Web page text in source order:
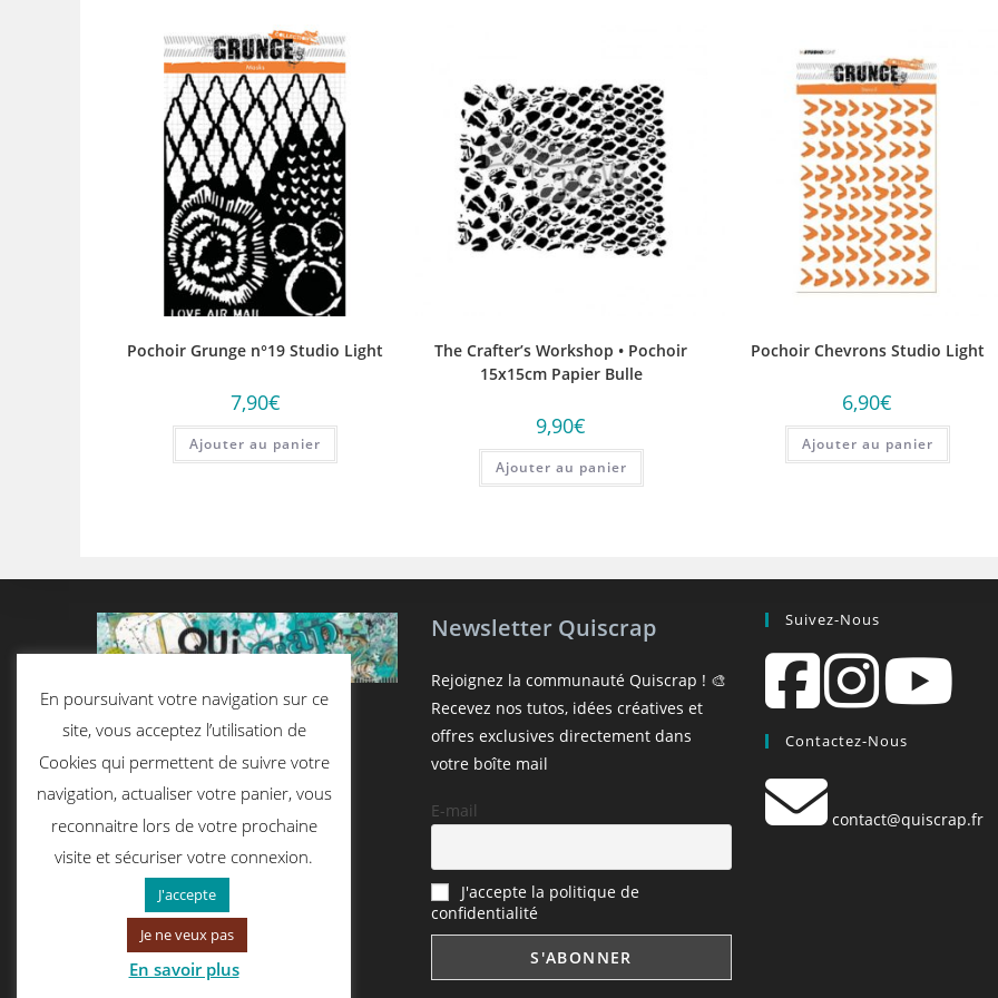
Pochoir Grunge n°19 Studio Light
7,90€
Ajouter au panier
The Crafter’s Workshop • Pochoir
15x15cm Papier Bulle
9,90€
Ajouter au panier
Pochoir Chevrons Studio Light
6,90€
Ajouter au panier
Newsletter Quiscrap
Rejoignez la communauté Quiscrap ! 🎨
Recevez nos tutos, idées créatives et
offres exclusives directement dans
votre boîte mail
E-mail
J'accepte la politique de
confidentialité
Suivez-Nous
Contactez-Nous
contact@quiscrap.fr
En poursuivant votre navigation sur ce
site, vous acceptez l’utilisation de
Cookies qui permettent de suivre votre
navigation, actualiser votre panier, vous
reconnaitre lors de votre prochaine
visite et sécuriser votre connexion.
J'accepte
Je ne veux pas
En savoir plus